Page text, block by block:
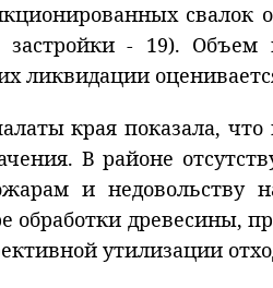
свалок
- 19). Объем
ликвидации
края показала,
В районе
и недовольству
обработки древесины,
утилизации